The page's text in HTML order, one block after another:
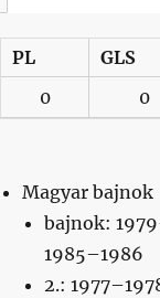
PL GLS
0
0
Magyar bajnok
bajnok:
1985–1986
2.: